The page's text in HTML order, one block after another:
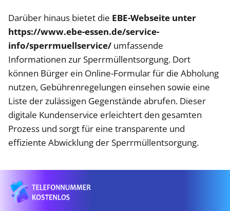
Darüber hinaus bietet die EBE-Webseite unter
https://www.ebe-essen.de/service-
info/sperrmuellservice/ umfassende
Informationen zur Sperrmüllentsorgung. Dort
können Bürger ein Online-Formular für die Abholung
nutzen, Gebührenregelungen einsehen sowie eine
Liste der zulässigen Gegenstände abrufen. Dieser
digitale Kundenservice erleichtert den gesamten
Prozess und sorgt für eine transparente und
effiziente Abwicklung der Sperrmüllentsorgung.